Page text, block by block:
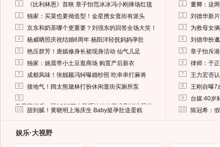
1 《比利林恩》首映 章子怡范冰冰冯小刚捧场红毯
2 独家：买菜也要拗造型！金星携女逛街有派头
3 京东和奶茶哪个更重要？刘强东的回答全场大笑！
4 杨威晒照庆祝结婚8周年 杨阳洋轻抚妈妈孕肚
5 艳压群芳！唐嫣修身长裙现身活动 仙气儿足
6 独家：姚晨带小土豆逛商场 购置产后新衣
7 成都风味！张靓颖冯轲曝婚纱照 吃串串打麻将
8 接地气！阔太熊黛林打扮休闲逛街买厕所泵
9
马蓉离婚后，砸1000万人民币给媒体要求删掉这照片
10 甜到腻！黄晓明上海庆生 Baby挺孕肚送蛋糕
1 董卿：这
2 刘德华新
3 为救母女
4 刘德华扮
5 章子怡斥
6 律师：于
7 王力宏否
8 王刚自曝7
9 台媒:40岁
10 陈冠希：
娱乐·大视野